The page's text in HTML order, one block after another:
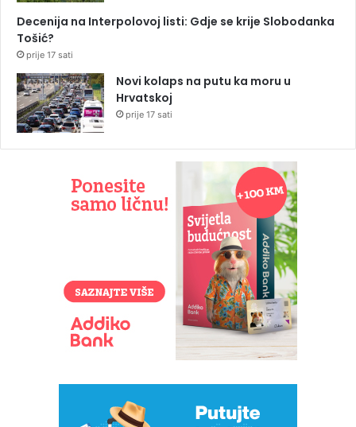
Decenija na Interpolovoj listi: Gdje se krije Slobodanka
Tošić?
prije 17 sati
Novi kolaps na putu ka moru u
Hrvatskoj
prije 17 sati